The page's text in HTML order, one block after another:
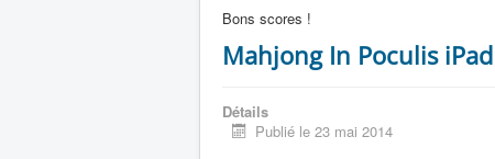
Bons scores !
Mahjong In Poculis
Détails
Publié le 23 mai 2014